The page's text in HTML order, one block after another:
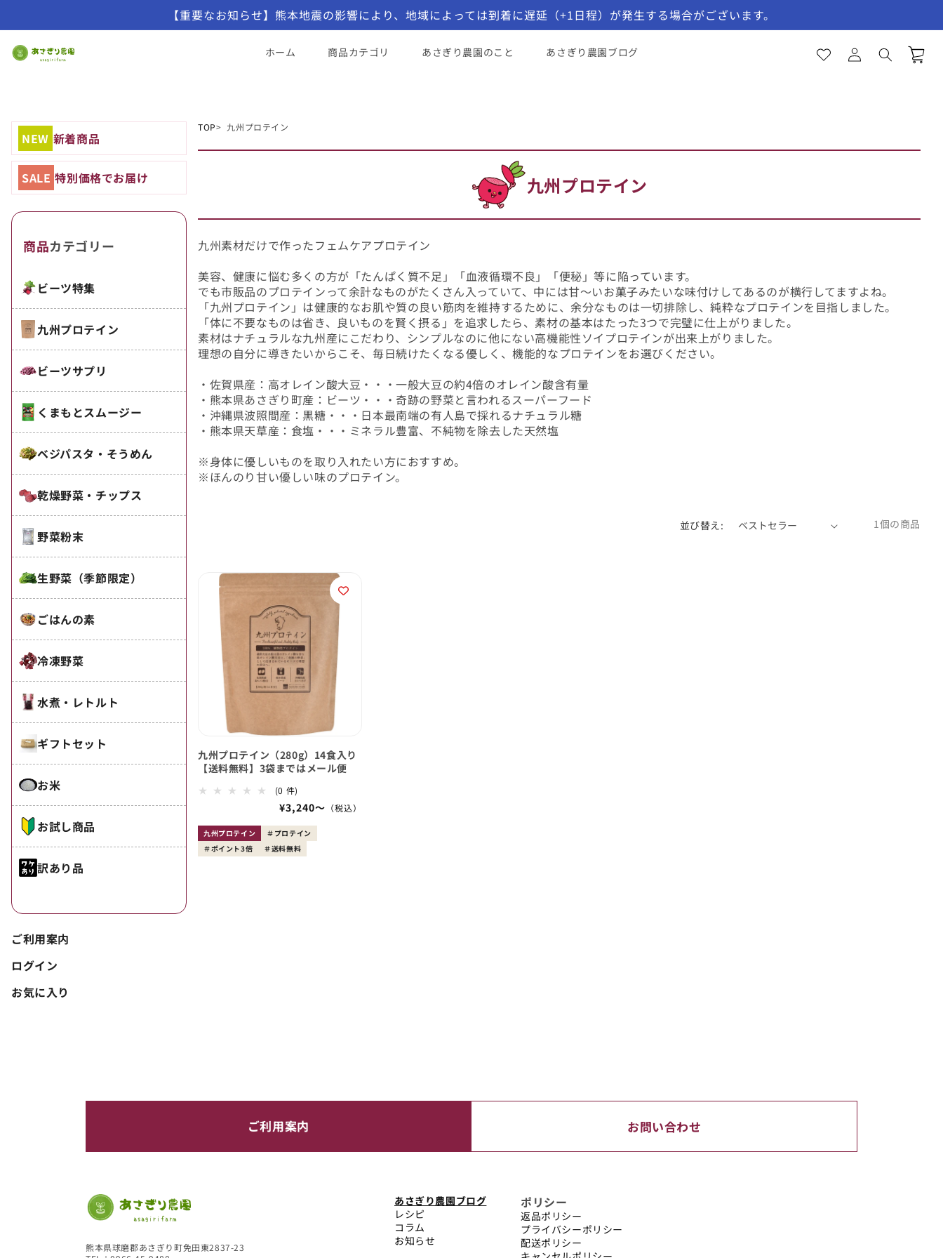
コンテンツに進む
【重要なお知らせ】熊本地震の影響により、地域によっては到着に遅延（+1日程）が発生する場合がございます。
ホーム 商品カテゴリ あさぎり農園のこと あさぎり農園ブログ
気
入
ロ
グ
イ
ー
ト
NEW 新着商品
SALE 特別価格でお届け
商品カテゴリー
ビーツ特集
九州プロテイン
ビーツサプリ
くまもとスムージー
ベジパスタ・そうめん
乾燥野菜・チップス
野菜粉末
生野菜（季節限定）
ごはんの素
冷凍野菜
水煮・レトルト
ギフトセット
お米
お試し商品
訳あり品
ご利用案内
ログイン
お気に入り
TOP 九州プロテイン
コ
レ
シ
ョ
ン:
九州プロテイン
九州素材だけで作ったフェムケアプロテイン
美容、健康に悩む多くの方が「たんぱく質不足」「血液循環不良」「便秘」等に陥っています。
でも市販品のプロテインって余計なものがたくさん入っていて、中には甘〜いお菓子みたいな味付けしてあるのが横行してますよね。
「九州プロテイン」は健康的なお肌や質の良い筋肉を維持するために、余分なものは一切排除し、純粋なプロテインを目指しました。
「体に不要なものは省き、良いものを賢く摂る」を追求したら、素材の基本はたった3つで完璧に仕上がりました。
素材はナチュラルな九州産にこだわり、シンプルなのに他にない高機能性ソイプロテインが出来上がりました。
理想の自分に導きたいからこそ、毎日続けたくなる優しく、機能的なプロテインをお選びください。
・佐賀県産：高オレイン酸大豆・・・一般大豆の約4倍のオレイン酸含有量
・熊本県あさぎり町産：ビーツ・・・奇跡の野菜と言われるスーパーフード
・沖縄県波照間産：黒糖・・・日本最南端の有人島で採れるナチュラル糖
・熊本県天草産：食塩・・・ミネラル豊富、不純物を除去した天然塩
※身体に優しいものを取り入れたい方におすすめ。
※ほんのり甘い優しい味のプロテイン。
並び替え: 1個の商品
九州プロテイン（280g）14食入り
【送料無料】3袋まではメール便
(0 件)
ビ
ー
数
の
会
価
格
¥3,240〜
九州プロテイン
プロテイン
ポイント3倍
送料無料
ご利用案内 お問い合わせ
熊本県球磨郡あさぎり町免田東2837-23
あさぎり農園ブログ
レシピ
コラム
お知らせ
ポリシー
返品ポリシー
プライバシーポリシー
配送ポリシー